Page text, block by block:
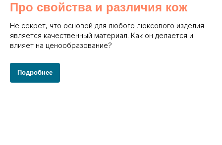
Про свойства и различия кож
Не секрет, что основой для любого люксового изделия
является качественный материал. Как он делается и
влияет на ценообразование?
Подробнее